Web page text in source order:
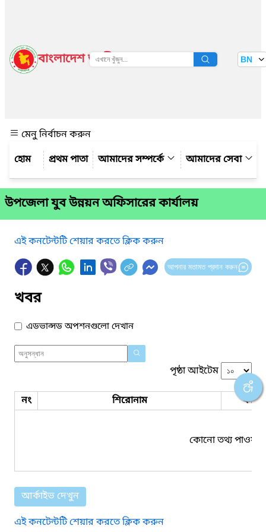
বাংলাদেশ জাতীয় তথ্য বাতায়ন BN
মেনু নির্বাচন করুন
প্রথম পাতা
আমাদের সম্পর্কে আমাদের সেবা
উপজেলা যুব উন্নয়ন অফিসারের কার্যালয়
এই কনটেন্টটি শেয়ার করতে ক্লিক করুন
আপনার মতামত প্রদান করুন
খবর
এডভান্সড অপশনগুলো দেখান
পৃষ্ঠা আইটেম
নং শিরোনাম ফাইল
কোনো তথ্য পাওয়া
আর্কাইভ দেখুন
এই কনটেন্টটি শেয়ার করতে ক্লিক করুন